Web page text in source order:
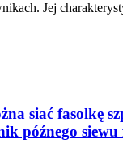
Jej
siać fasolkę
późnego siewu